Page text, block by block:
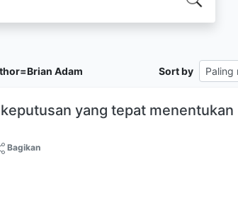
Adam Sort by
yang tepat menentukan
Bagikan